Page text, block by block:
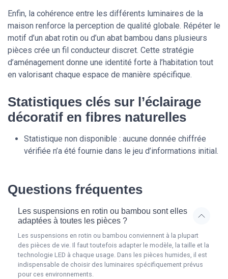
Enfin, la cohérence entre les différents luminaires de la
maison renforce la perception de qualité globale. Répéter le
motif d’un abat rotin ou d’un abat bambou dans plusieurs
pièces crée un fil conducteur discret. Cette stratégie
d’aménagement donne une identité forte à l’habitation tout
en valorisant chaque espace de manière spécifique.
Statistiques clés sur l’éclairage
décoratif en fibres naturelles
Statistique non disponible : aucune donnée chiffrée
vérifiée n’a été fournie dans le jeu d’informations initial.
Questions fréquentes
Les suspensions en rotin ou bambou sont elles
adaptées à toutes les pièces ?
Les suspensions en rotin ou bambou conviennent à la plupart
des pièces de vie. Il faut toutefois adapter le modèle, la taille et la
technologie LED à chaque usage. Dans les pièces humides, il est
indispensable de choisir des luminaires spécifiquement prévus
pour ces environnements.